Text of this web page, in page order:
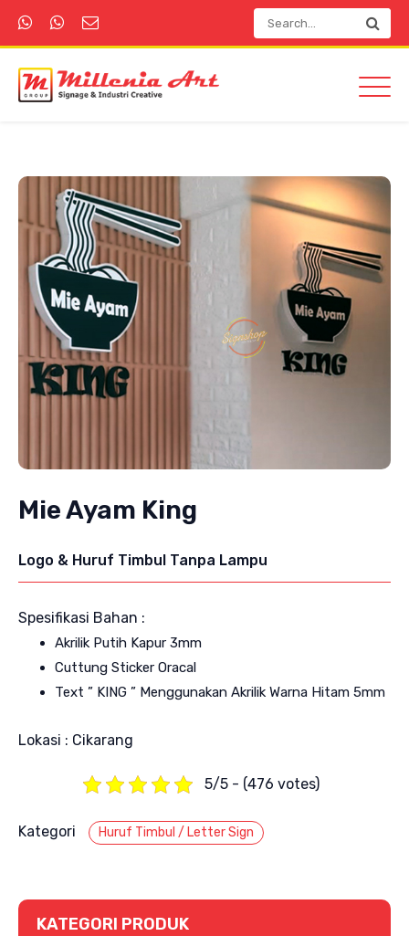
Mie Ayam King
Logo & Huruf Timbul Tanpa Lampu
Spesifikasi Bahan :
Akrilik Putih Kapur 3mm
Cuttung Sticker Oracal
Text ” KING ” Menggunakan Akrilik Warna Hitam 5mm
Lokasi : Cikarang
5/5 - (476 votes)
Kategori Huruf Timbul / Letter Sign
KATEGORI PRODUK